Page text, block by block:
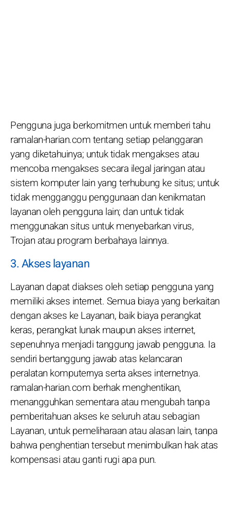
Pengguna juga berkomitmen untuk memberi tahu
ramalan-harian.com tentang setiap pelanggaran
yang diketahuinya; untuk tidak mengakses atau
mencoba mengakses secara ilegal jaringan atau
sistem komputer lain yang terhubung ke situs; untuk
tidak mengganggu penggunaan dan kenikmatan
layanan oleh pengguna lain; dan untuk tidak
menggunakan situs untuk menyebarkan virus,
Trojan atau program berbahaya lainnya.
3. Akses layanan
Layanan dapat diakses oleh setiap pengguna yang
memiliki akses internet. Semua biaya yang berkaitan
dengan akses ke Layanan, baik biaya perangkat
keras, perangkat lunak maupun akses internet,
sepenuhnya menjadi tanggung jawab pengguna. Ia
sendiri bertanggung jawab atas kelancaran
peralatan komputernya serta akses internetnya.
ramalan-harian.com berhak menghentikan,
menangguhkan sementara atau mengubah tanpa
pemberitahuan akses ke seluruh atau sebagian
Layanan, untuk pemeliharaan atau alasan lain, tanpa
bahwa penghentian tersebut menimbulkan hak atas
kompensasi atau ganti rugi apa pun.